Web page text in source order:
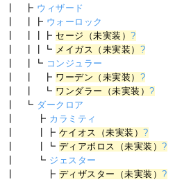
┃ ┣ ウィザード
┃ ┃┣ ウォーロック
┃ ┃┃┣ セージ（未実装）?
┃ ┃┃┗ メイガス（未実装） ?
┃ ┃┗ コンジュラー
┃ ┃ ┣ ワーデン（未実装） ?
┃ ┃ ┗ ワンダラー（未実装）?
┃ ┗ ダークロア
┃ ┣ カラミティ
┃ ┃┣ ケイオス（未実装）?
┃ ┃┗ ディアボロス（未実装）?
┃ ┗ ジェスター
┃ ┣ ディザスター（未実装）?